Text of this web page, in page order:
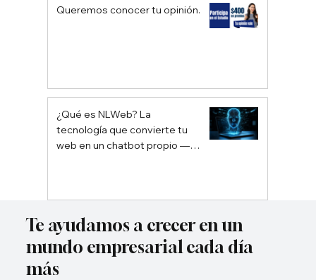
Queremos conocer tu opinión.
¿Qué es NLWeb? La
tecnología que convierte tu
web en un chatbot propio —
Te ayudamos a crecer en un
mundo empresarial cada día
más